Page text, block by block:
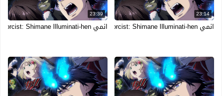
23:14
انمي Ao no Exorcist: Shimane Illuminati-hen الحلقة 9 التاسعة مترجمة
23:39
انمي Ao no Exorcist: Shimane Illuminati-hen الحلقة 8 الثامنة مترجمة